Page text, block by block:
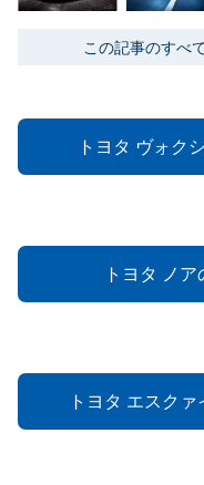
この記事のすべ
トヨタ ヴォク
トヨタ ノ
トヨタ エスク